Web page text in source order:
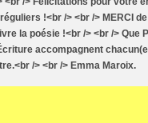
!<br /> <br /> MERCI
la poésie !<br /> <br /> Que
accompagnent
/> <br /> Emma Maroix.